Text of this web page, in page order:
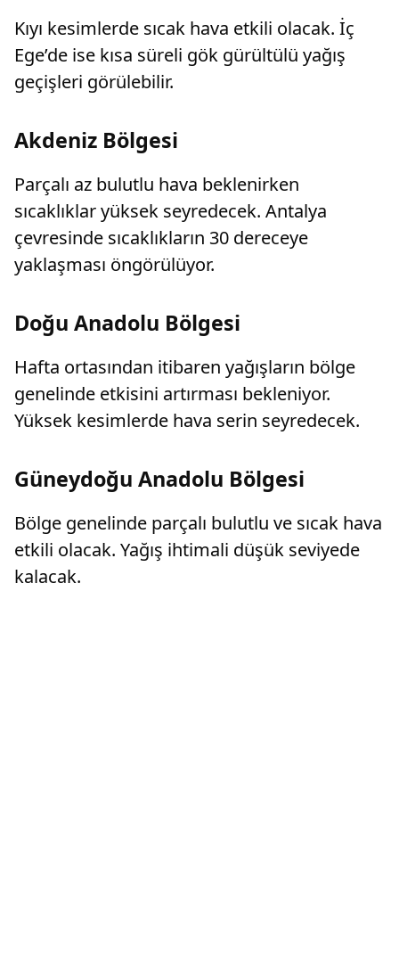
Kıyı kesimlerde sıcak hava etkili olacak. İç
Ege’de ise kısa süreli gök gürültülü yağış
geçişleri görülebilir.
Akdeniz Bölgesi
Parçalı az bulutlu hava beklenirken
sıcaklıklar yüksek seyredecek. Antalya
çevresinde sıcaklıkların 30 dereceye
yaklaşması öngörülüyor.
Doğu Anadolu Bölgesi
Hafta ortasından itibaren yağışların bölge
genelinde etkisini artırması bekleniyor.
Yüksek kesimlerde hava serin seyredecek.
Güneydoğu Anadolu Bölgesi
Bölge genelinde parçalı bulutlu ve sıcak hava
etkili olacak. Yağış ihtimali düşük seviyede
kalacak.